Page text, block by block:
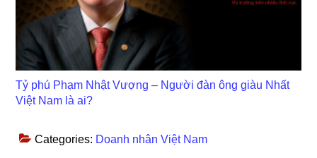
Tỷ phú Phạm Nhật Vượng – Người đàn ông giàu Nhất
Việt Nam là ai?
Categories: Doanh nhân Việt Nam